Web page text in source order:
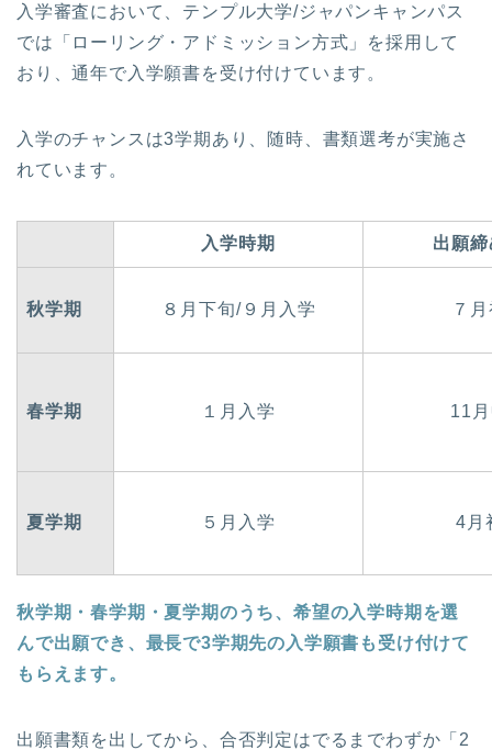
入学審査において、テンプル大学/ジャパンキャンパス
では「ローリング・アドミッション方式」を採用して
おり、通年で入学願書を受け付けています。
入学のチャンスは3学期あり、随時、書類選考が実施さ
れています。
入学時期 出願
秋学期 ８月下旬/９月入学 ７
春学期 １月入学 11
夏学期 ５月入学 4月
秋学期・春学期・夏学期のうち、希望の入学時期を選
んで出願でき、最長で3学期先の入学願書も受け付けて
もらえます。
出願書類を出してから、合否判定はでるまでわずか「2